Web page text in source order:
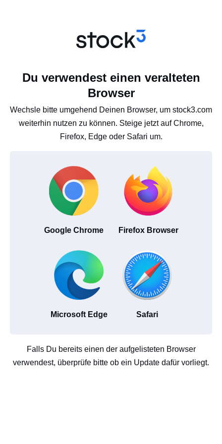
Du verwendest einen veralteten
Browser
Wechsle bitte umgehend Deinen Browser, um stock3.com
weiterhin nutzen zu können. Steige jetzt auf Chrome,
Firefox, Edge oder Safari um.
Google Chrome Firefox Browser
Microsoft Edge Safari
Falls Du bereits einen der aufgelisteten Browser
verwendest, überprüfe bitte ob ein Update dafür vorliegt.